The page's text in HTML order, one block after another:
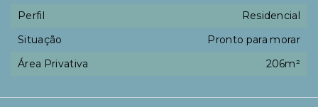
Perfil
Residencial
Situação
Pronto para morar
Área Privativa
206m²